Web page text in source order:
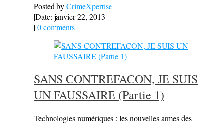
Posted byCrimeXpertise
|Date: janvier 22, 2013
|0 comments
SANS CONTREFACON, JE SUIS
UN FAUSSAIRE (Partie 1)
Technologies numériques : les nouvelles armes des